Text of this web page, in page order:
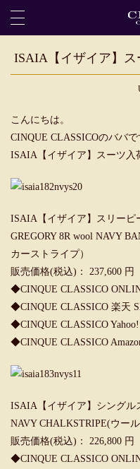
ISAIA【イザイア】
こんにちは。
CINQUE CLASSICOのババで
ISAIA【イザイア】スーツ入
ISAIA【イザイア】スリーピ
GREGORY 8R wool NAVY
カーストライプ）
販売価格(税込)： 237,600 円
◆CINQUE CLASSICO
◆CINQUE CLASSICO 楽天
◆CINQUE CLASSICO Yahoo!
◆CINQUE CLASSICO
ISAIA【イザイア】シングル
NAVY CHALKSTRIPE(ウー
販売価格(税込)： 226,800 円
◆CINQUE CLASSICO